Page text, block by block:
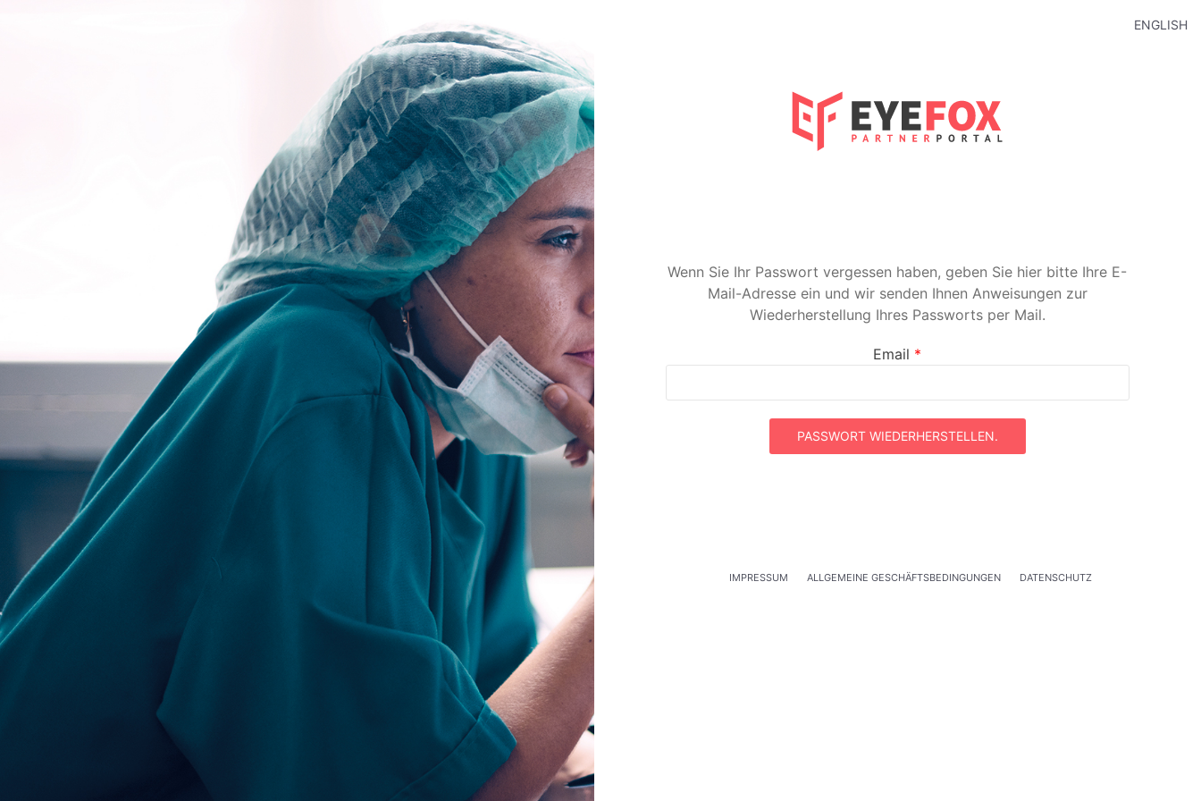
ENGLISH
Wenn Sie Ihr Passwort vergessen haben, geben Sie hier bitte Ihre E-
Mail-Adresse ein und wir senden Ihnen Anweisungen zur
Wiederherstellung Ihres Passworts per Mail.
Email
PASSWORT WIEDERHERSTELLEN.
IMPRESSUM ALLGEMEINE GESCHÄFTSBEDINGUNGEN DATENSCHUTZ